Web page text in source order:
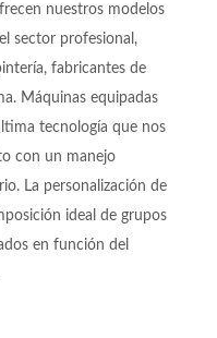
nuestros modelos
sector profesional,
fabricantes de
Máquinas equipadas
tecnología que nos
con un manejo
La personalización de
ideal de grupos
en función del